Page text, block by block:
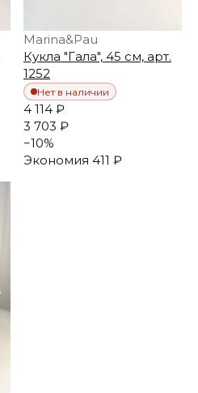
Marina&Pau
Кукла "Гала", 45 см, арт.
1252
Нет в наличии
4 114 ₽
3 703 ₽
−10%
Экономия 411 ₽